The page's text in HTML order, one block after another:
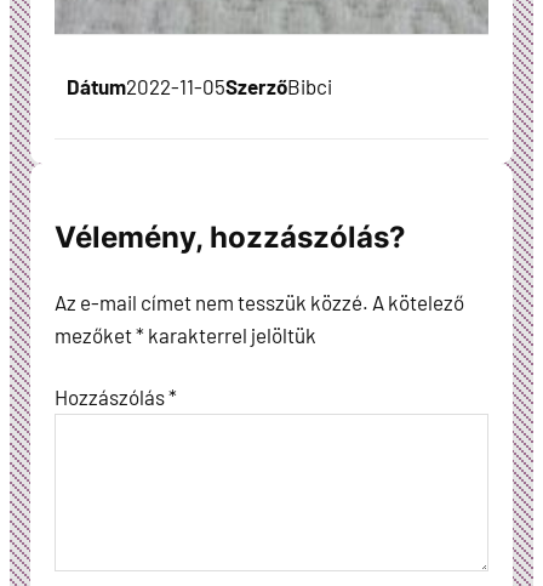
Dátum2022-11-05SzerzőBibci
Vélemény, hozzászólás?
Az e-mail címet nem tesszük közzé. A kötelező
mezőket* karakterrel jelöltük
Hozzászólás*